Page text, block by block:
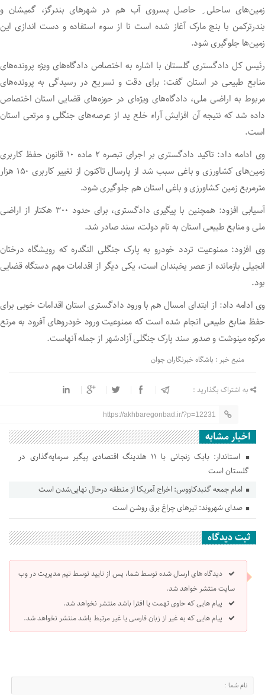
زمین‌های ساحلی ِ حاصل پسروی آب هم در شهر‌های بندرگز، گمیشان و
بندرترکمن با بنچ مارک آغاز شده است تا از سوء استفاده و دست اندازی این
زمین‌ها جلوگیری شود.
رئیس کل دادگستری گلستان با اشاره به اختصاص دادگاه‌های ویژه پرونده‌های
منابع طبیعی در استان گفت: برای دقت و تسریع در رسیدگی به پرونده‌های
مربوط به اراضی ملی، دادگاه‌های ویژه‌ای در حوزه‌های قضایی استان اختصاص
داده شد که نتیجه آن افزایش آراء خلع ید از عرصه‌های جنگلی و مرتعی استان
است.
وی ادامه داد: تاکید دادگستری بر اجرای تبصره ۲ ماده ۱۰ قانون حفظ کاربری
زمین‌های کشاورزی و باغی سبب شد از پارسال تاکنون از تغییر کاربری ۱۵۰ هزار
مترمربع زمین کشاورزی و باغی استان هم جلوگیری شود.
آسیابی افزود: همچنین با پیگیری دادگستری، برای حدود ۳۰۰ هکتار از اراضی
ملی و منابع طبیعی استان به نام دولت، سند صادر شد.
وی افزود: ممنوعیت تردد خودرو به پارک جنگلی النگدره که رویشگاه درختان
انجیلی بازمانده از عصر یخبندان است، یکی دیگر از اقدامات مهم دستگاه قضایی
بود.
وی ادامه داد: از ابتدای امسال هم با ورود دادگستری استان اقدامات خوبی برای
حفظ منابع طبیعی انجام شده است که ممنوعیت ورود خودرو‌های آفرود به مرتع
مرکوه مینوشت و صدور سند پارک جنگلی آزادشهر از جمله آنهاست.
منبع خبر : باشگاه خبرنگاران جوان
به اشتراک بگذارید :
https://akhbaregonbad.ir/?p=12231
اخبار مشابه
استاندار: بابک زنجانی با ۱۱ هلدینگ اقتصادی پیگیر سرمایه‌گذاری در
گلستان است
امام جمعه گنبدکاووس: اخراج آمریکا از منطقه درحال نهایی‌شدن است
صدای شهروند: تیرهای چراغ برق روشن است
ثبت دیدگاه
دیدگاه های ارسال شده توسط شما، پس از تایید توسط تیم مدیریت در وب
سایت منتشر خواهد شد.
پیام هایی که حاوی تهمت یا افترا باشد منتشر نخواهد شد.
پیام هایی که به غیر از زبان فارسی یا غیر مرتبط باشد منتشر نخواهد شد.